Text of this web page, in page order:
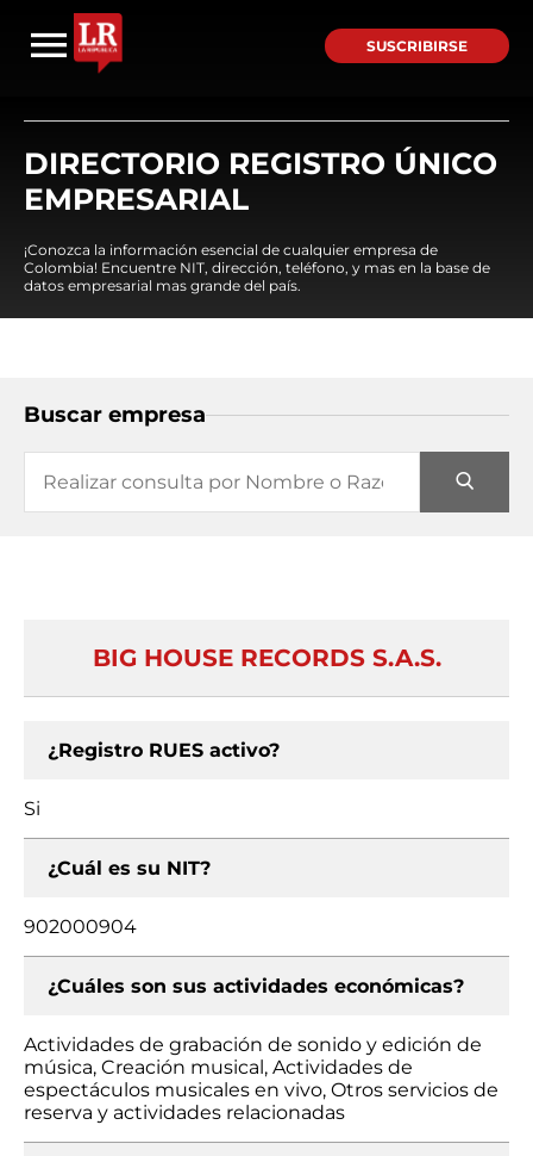
SUSCRIBIRSE
DIRECTORIO REGISTRO ÚNICO
EMPRESARIAL
¡Conozca la información esencial de cualquier empresa de
Colombia! Encuentre NIT, dirección, teléfono, y mas en la base de
datos empresarial mas grande del país.
Buscar empresa
BIG HOUSE RECORDS S.A.S.
¿Registro RUES activo?
Si
¿Cuál es su NIT?
902000904
¿Cuáles son sus actividades económicas?
Actividades de grabación de sonido y edición de
música, Creación musical, Actividades de
espectáculos musicales en vivo, Otros servicios de
reserva y actividades relacionadas